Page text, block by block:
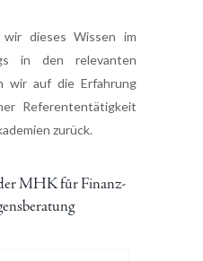
dieses Wissen im
in den relevanten
wir auf die Erfahrung
Referententätigkeit
zurück.
MHK für Finanz-